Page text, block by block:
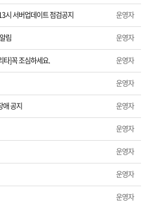
사칭하는 사이트 [로리타]꼭 조심하세요.
1차 가격인하 안내
일 오후 15시경 서버장애 공지
내]
23건 전부 배송완료
사항
안내
시 서버업데이트 점검공지 운영자
림 운영자
타]꼭 조심하세요. 운영자
운영자
애 공지 운영자
운영자
운영자
운영자
운영자